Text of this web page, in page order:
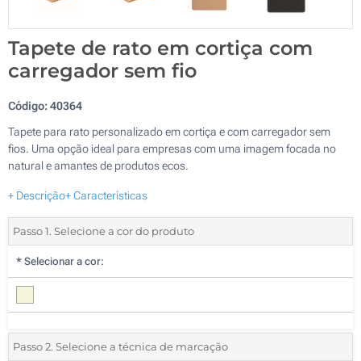
Tapete de rato em cortiça com
carregador sem fio
Código:40364
Tapete para rato personalizado em cortiça e com carregador sem
fios. Uma opção ideal para empresas com uma imagem focada no
natural e amantes de produtos ecos.
+ Descrição+ Características
Passo 1. Selecione a cor do produto
* Selecionar a cor:
Passo 2. Selecione a técnica de marcação